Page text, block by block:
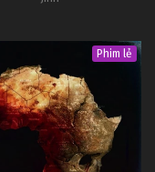
Truyện Tập 1
Phim lẻ